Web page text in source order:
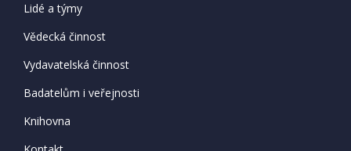
Lidé a týmy
Vědecká činnost
Vydavatelská činnost
Badatelům i veřejnosti
Knihovna